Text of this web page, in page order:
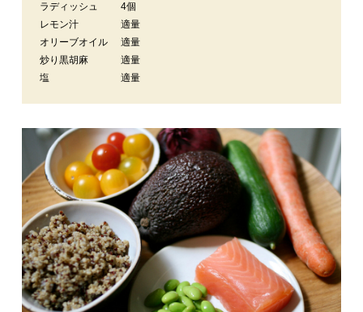
ラディッシュ
4個
レモン汁
適量
オリーブオイル
適量
炒り黒胡麻
適量
塩
適量